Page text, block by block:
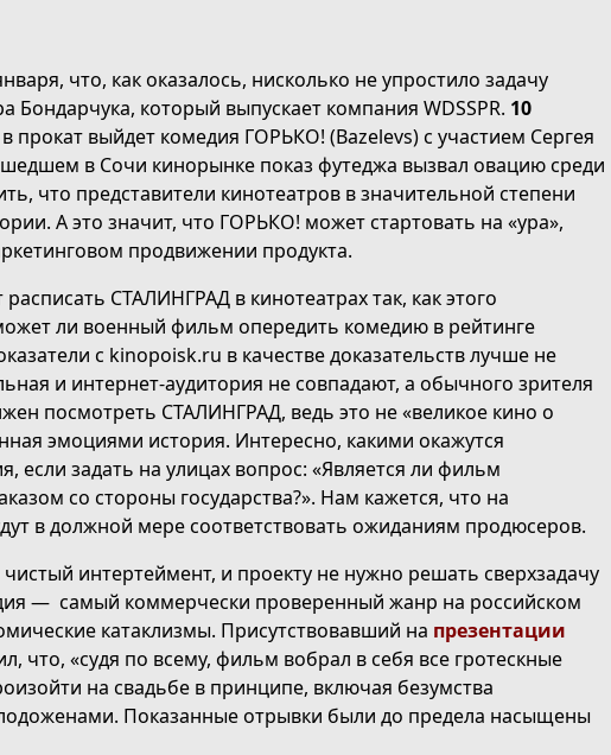
что, как оказалось, нисколько не упростило задачу
который выпускает компания WDSSPR. 10
прокат выйдет комедия ГОРЬКО! (Bazelevs) с участием Сергея
в Сочи кинорынке показ футеджа вызвал овацию среди
что представители кинотеатров в значительной степени
А это значит, что ГОРЬКО! может стартовать на «ура»,
продвижении продукта.
расписать СТАЛИНГРАД в кинотеатрах так, как этого
ли военный фильм опередить комедию в рейтинге
с kinopoisk.ru в качестве доказательств лучше не
и интернет-аудитория не совпадают, а обычного зрителя
посмотреть СТАЛИНГРАД, ведь это не «великое кино о
эмоциями история. Интересно, какими окажутся
если задать на улицах вопрос: «Является ли фильм
со стороны государства?». Нам кажется, что на
в должной мере соответствовать ожиданиям продюсеров.
интертеймент, и проекту не нужно решать сверхзадачу
— самый коммерчески проверенный жанр на российском
катаклизмы. Присутствовавший на презентации
что, «судя по всему, фильм вобрал в себя все гротескные
на свадьбе в принципе, включая безумства
Показанные отрывки были до предела насыщены